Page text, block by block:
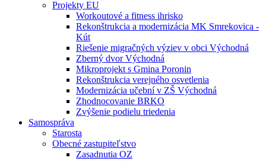
Projekty EU
Workoutové a fitness ihrisko
Rekonštrukcia a modernizácia MK Smrekovica -
Kút
Riešenie migračných výziev v obci Východná
Zberný dvor Východná
Mikroprojekt s Gmina Poronin
Rekonštrukcia verejného osvetlenia
Modernizácia učební v ZŠ Východná
Zhodnocovanie BRKO
Zvýšenie podielu triedenia
Samospráva
Starosta
Obecné zastupiteľstvo
Zasadnutia OZ